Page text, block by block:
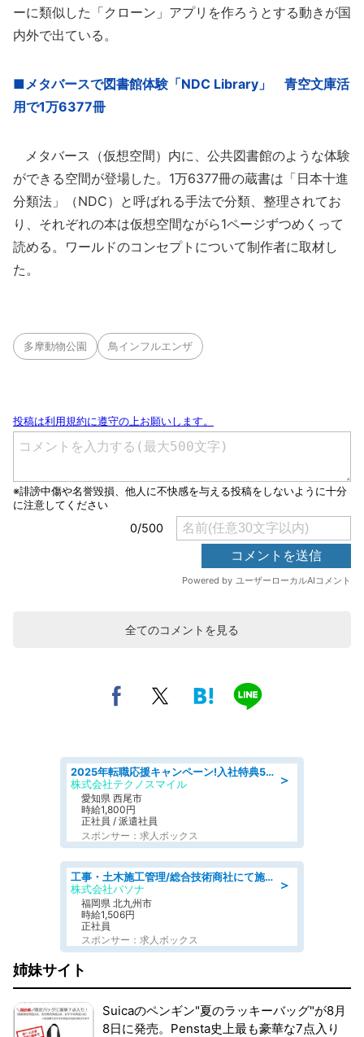
ーに類似した「クローン」アプリを作ろうとする動きが国
内外で出ている。
■メタバースで図書館体験「NDC Library」 青空文庫活
用で1万6377冊
メタバース（仮想空間）内に、公共図書館のような体験
ができる空間が登場した。1万6377冊の蔵書は「日本十進
分類法」（NDC）と呼ばれる手法で分類、整理されてお
り、それぞれの本は仮想空間ながら1ページずつめくって
読める。ワールドのコンセプトについて制作者に取材し
た。
多摩動物公園 鳥インフルエンザ
全てのコメントを見る
＞
2025年転職応援キャンペーン!入社特典58万円/デンソーで働こう!自動車工場で小型部品の検査業務 denso aichi
株式会社テクノスマイル
愛知県 西尾市
時給1,800円
正社員 / 派遣社員
スポンサー：求人ボックス
＞
工事・土木施工管理/総合技術商社にて施工管理のお仕事/即日勤務可/車通勤可/工事・土木施工管理/生産・品質管理
株式会社パソナ
福岡県 北九州市
時給1,506円
正社員
スポンサー：求人ボックス
姉妹サイト
Suicaのペンギン"夏のラッキーバッグ"が8月
8日に発売。Pensta史上最も豪華な7点入り